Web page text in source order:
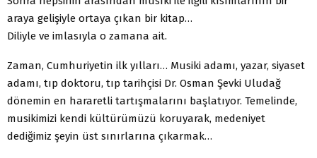
araya gelişiyle ortaya çıkan bir kitap…
Diliyle ve imlasıyla o zamana ait.
Zaman, Cumhuriyetin ilk yılları… Musiki adamı, yazar, siyaset
adamı, tıp doktoru, tıp tarihçisi Dr. Osman Şevki Uludağ
dönemin en hararetli tartışmalarını başlatıyor. Temelinde,
musikimizi kendi kültürümüzü koruyarak, medeniyet
dediğimiz şeyin üst sınırlarına çıkarmak…